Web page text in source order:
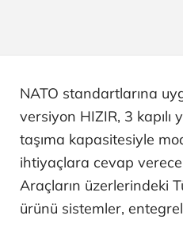
NATO standartlarına
versiyon HIZIR, 3 kapılı
taşıma kapasitesiyle
ihtiyaçlara cevap
Araçların üzerlerindeki
ürünü sistemler,